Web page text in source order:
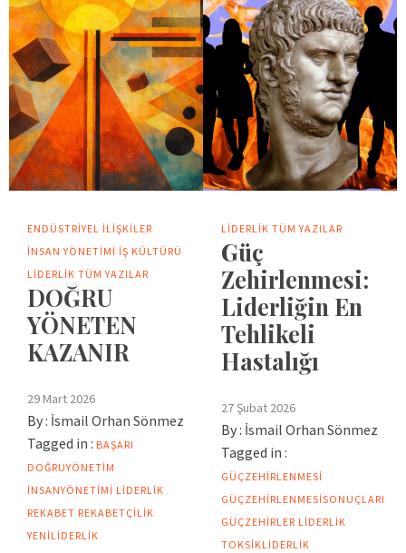
ENDÜSTRIYEL İLIŞKILER
İNSAN YÖNETIMI İŞ KÜLTÜRÜ
LIDERLIK TÜM YAZILAR
DOĞRU
YÖNETEN
KAZANIR
29 Mart 2026
By : İsmail Orhan Sönmez
Tagged in : BAŞARI
DOĞRUYÖNETIM
INSANYÖNETIMI LIDERLIK
REKABET REKABETÇILIK
YENILIDERLIK
LIDERLIK TÜM YAZILAR
Güç
Zehirlenmesi:
Liderliğin En
Tehlikeli
Hastalığı
27 Şubat 2026
By : İsmail Orhan Sönmez
Tagged in :
GÜÇZEHIRLENMESI
GÜÇZEHIRLENMESISONUÇLARI
GÜÇZEHIRLER LIDERLIK
TOKSIKLIDERLIK